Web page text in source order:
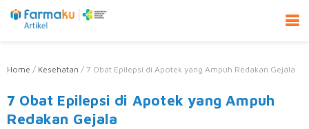
Home / Kesehatan / 7 Obat Epilepsi di Apotek yang Ampuh Redakan Gejala
7 Obat Epilepsi di Apotek yang Ampuh
Redakan Gejala